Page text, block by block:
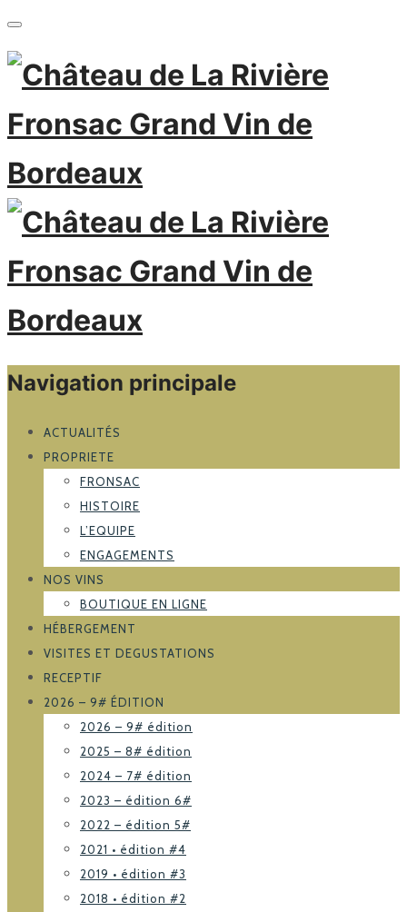
Navigation principale
ACTUALITÉS
PROPRIETE
FRONSAC
HISTOIRE
L’EQUIPE
ENGAGEMENTS
NOS VINS
BOUTIQUE EN LIGNE
HÉBERGEMENT
VISITES ET DEGUSTATIONS
RECEPTIF
2026 – 9# ÉDITION
2026 – 9# édition
2025 – 8# édition
2024 – 7# édition
2023 – édition 6#
2022 – édition 5#
2021 • édition #4
2019 • édition #3
2018 • édition #2